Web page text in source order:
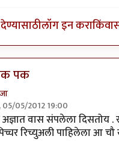
लॉग इन कराकिंवा
पक
05/05/2012 19:00
toरामसे बंधु मॅन्युफॅक्चरिंग
वास संपलेला दिसतोय .
रिच्युअली पाहिलेला आ चौ